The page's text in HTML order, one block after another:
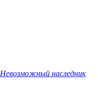
Невозможный наследник